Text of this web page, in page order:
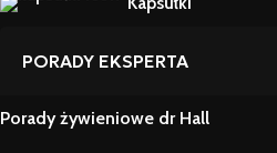
PORADY EKSPERTA
Porady żywieniowe dr Hall